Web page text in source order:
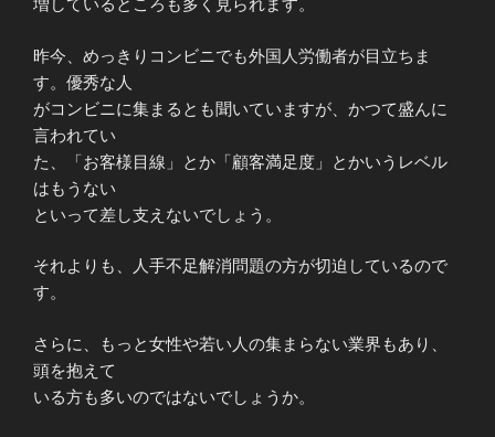
増しているところも多く見られます。
昨今、めっきりコンビニでも外国人労働者が目立ちま
す。優秀な人
がコンビニに集まるとも聞いていますが、かつて盛んに
言われてい
た、「お客様目線」とか「顧客満足度」とかいうレベル
はもうない
といって差し支えないでしょう。
それよりも、人手不足解消問題の方が切迫しているので
す。
さらに、もっと女性や若い人の集まらない業界もあり、
頭を抱えて
いる方も多いのではないでしょうか。